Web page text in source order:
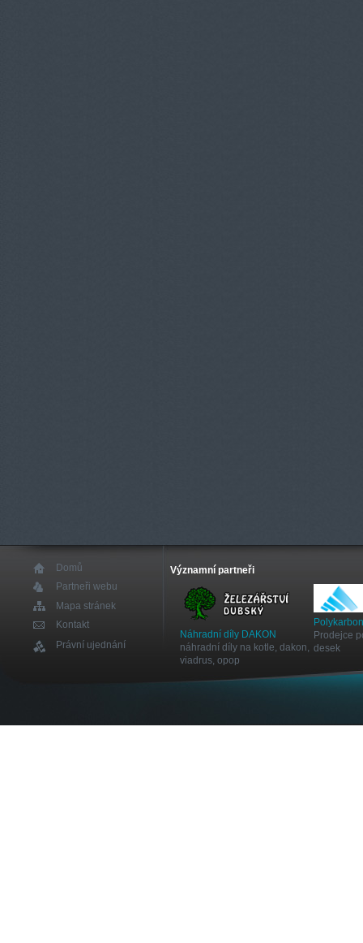
Domů
Partneři webu
Mapa stránek
Kontakt
Právní ujednání
Významní partneři
Náhradní díly DAKON
náhradní díly na kotle, dakon,
viadrus, opop
Prodejce
desek